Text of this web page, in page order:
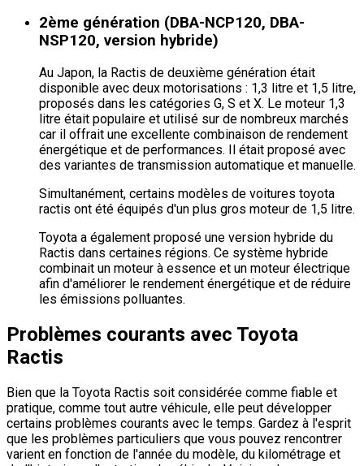
2ème génération (DBA-NCP120, DBA-
NSP120, version hybride)
Au Japon, la Ractis de deuxième génération était
disponible avec deux motorisations : 1,3 litre et 1,5 litre,
proposés dans les catégories G, S et X. Le moteur 1,3
litre était populaire et utilisé sur de nombreux marchés
car il offrait une excellente combinaison de rendement
énergétique et de performances. Il était proposé avec
des variantes de transmission automatique et manuelle.
Simultanément, certains modèles de voitures toyota
ractis ont été équipés d'un plus gros moteur de 1,5 litre.
Toyota a également proposé une version hybride du
Ractis dans certaines régions. Ce système hybride
combinait un moteur à essence et un moteur électrique
afin d'améliorer le rendement énergétique et de réduire
les émissions polluantes.
Problèmes courants avec Toyota
Ractis
Bien que la Toyota Ractis soit considérée comme fiable et
pratique, comme tout autre véhicule, elle peut développer
certains problèmes courants avec le temps. Gardez à l'esprit
que les problèmes particuliers que vous pouvez rencontrer
varient en fonction de l'année du modèle, du kilométrage et